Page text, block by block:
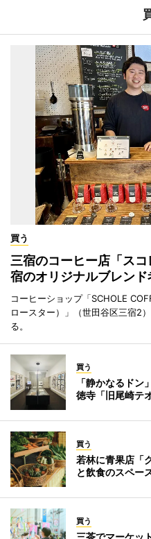
買う
三宿のコーヒー店「ス
宿のオリジナルブレンド
コーヒーショップ「SCHOLE
ロースター）」（世田谷区三宿2
る。
買う
「静かなるド
徳寺「旧尾崎テ
買う
若林に青果店「
と飲食のスペー
買う
三茶でマーケッ